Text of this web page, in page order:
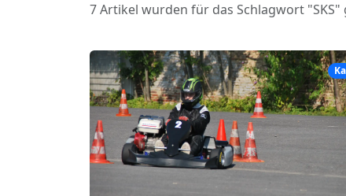
7Artikel wurden für das Schlagwort "SKS"